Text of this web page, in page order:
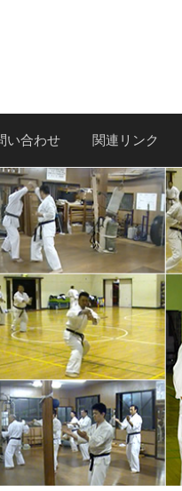
い合わせ 関連リンク